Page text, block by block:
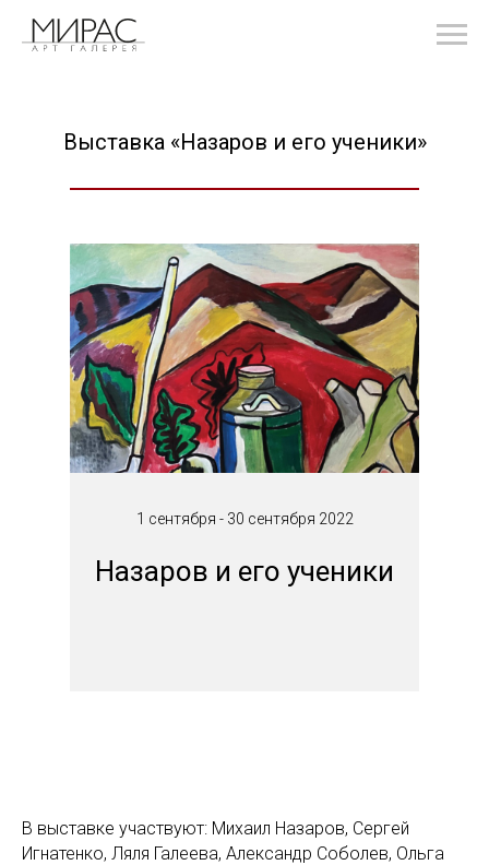
Выставка «Назаров и его ученики»
1 сентября - 30 сентября 2022
Назаров и его ученики
В выставке участвуют: Михаил Назаров, Сергей
Игнатенко, Ляля Галеева, Александр Соболев, Ольга